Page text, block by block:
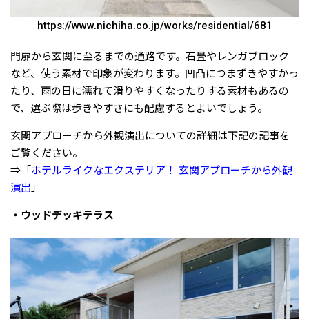
https://www.nichiha.co.jp/works/residential/681
門扉から玄関に至るまでの通路です。石畳やレンガブロック
など、使う素材で印象が変わります。凹凸につまずきやすかっ
たり、雨の日に濡れて滑りやすくなったりする素材もあるの
で、選ぶ際は歩きやすさにも配慮するとよいでしょう。
玄関アプローチから外観演出についての詳細は下記の記事を
ご覧ください。
⇒「 ホテルライクなエクステリア！ 玄関アプローチから外観
演出 」
・ウッドデッキテラス